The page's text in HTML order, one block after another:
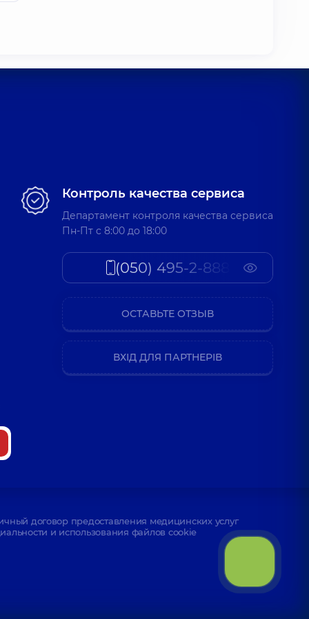
Контроль качества сервиса
Департамент контроля качества сервиса
Пн-Пт c 8:00 до 18:00
(050) 495-2-888
ОСТАВЬТЕ ОТЗЫВ
ВХІД ДЛЯ ПАРТНЕРІВ
договор предоставления медицинских услуг
и использования файлов cookie